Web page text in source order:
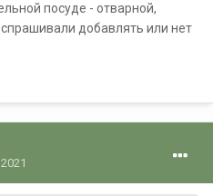
посуде - отварной,
добавлять или нет